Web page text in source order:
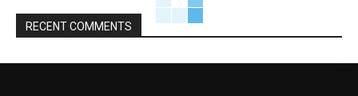
RECENT COMMENTS